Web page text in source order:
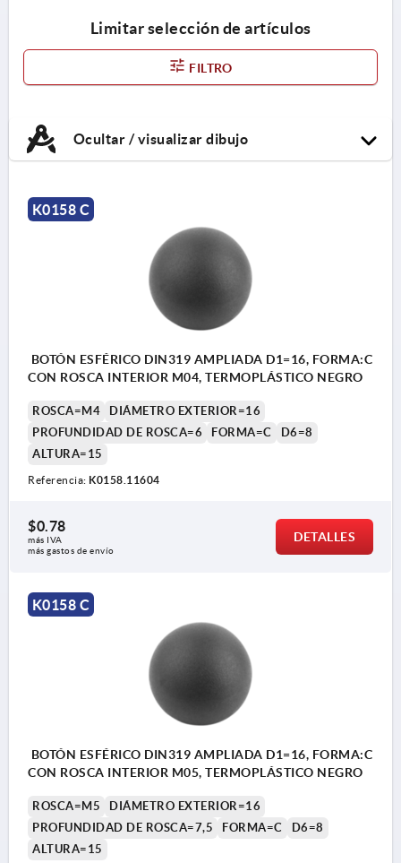
Limitar selección de artículos
FILTRO
Ocultar / visualizar dibujo
K0158 C
BOTÓN ESFÉRICO DIN319 AMPLIADA D1=16, FORMA:C
CON ROSCA INTERIOR M04, TERMOPLÁSTICO NEGRO
ROSCA=M4
DIÁMETRO EXTERIOR=16
PROFUNDIDAD DE ROSCA=6
FORMA=C
D6=8
ALTURA=15
Referencia: K0158.11604
$0.78
más IVA
más gastos de envío
DETALLES
K0158 C
BOTÓN ESFÉRICO DIN319 AMPLIADA D1=16, FORMA:C
CON ROSCA INTERIOR M05, TERMOPLÁSTICO NEGRO
ROSCA=M5
DIÁMETRO EXTERIOR=16
PROFUNDIDAD DE ROSCA=7,5
FORMA=C
D6=8
ALTURA=15